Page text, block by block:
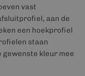
vast
aan de
een hoekprofiel
staan
gewenste kleur mee